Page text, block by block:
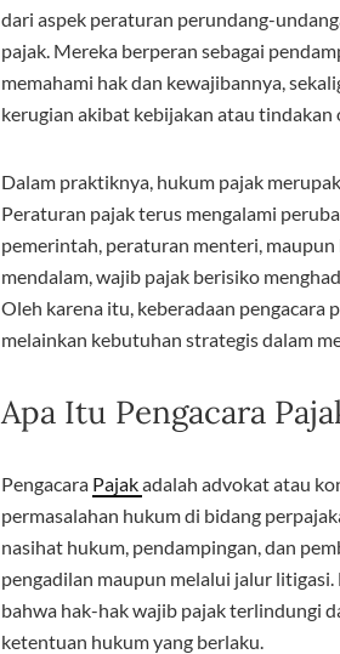
dari aspek peraturan perundang-
pajak. Mereka berperan sebagai
memahami hak dan kewajibannya,
kerugian akibat kebijakan atau
Dalam praktiknya, hukum pajak
Peraturan pajak terus mengalami
pemerintah, peraturan menteri,
mendalam, wajib pajak berisiko
Oleh karena itu, keberadaan pengacara
melainkan kebutuhan strategis dalam
Apa Itu Pengacara
Pengacara Pajakadalah advokat atau
permasalahan hukum di bidang
nasihat hukum, pendampingan, dan
pengadilan maupun melalui jalur
bahwa hak-hak wajib pajak terlindungi
ketentuan hukum yang berlaku.